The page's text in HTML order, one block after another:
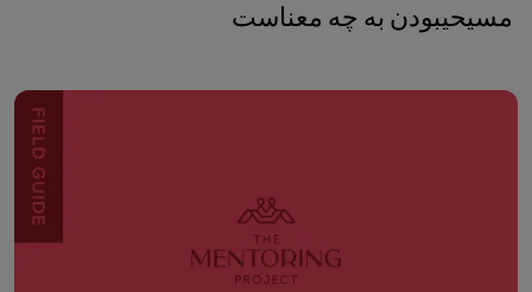
مسیحی​بودن به چه معناست